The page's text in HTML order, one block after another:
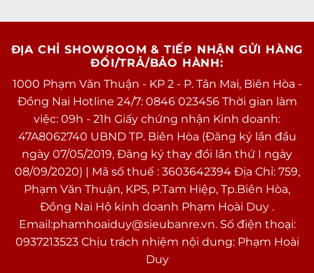
ĐỊA CHỈ SHOWROOM & TIẾP NHẬN GỬI HÀNG
ĐỔI/TRẢ/BẢO HÀNH:
1000 Phạm Văn Thuận - KP 2 - P. Tân Mai, Biên Hòa -
Đồng Nai Hotline 24/7: 0846 023456 Thời gian làm
việc: 09h - 21h Giấy chứng nhận Kinh doanh:
47A8062740 UBND TP. Biên Hòa (Đăng ký lần đầu
ngày 07/05/2019, Đăng ký thay đổi lần thứ I ngày
08/09/2020) | Mã số thuế : 3603642394 Địa Chỉ: 759,
Phạm Văn Thuận, KP5, P.Tam Hiệp, Tp.Biên Hòa,
Đồng Nai Hộ kinh doanh Phạm Hoài Duy .
Email:phamhoaiduy@sieubanre.vn. Số điện thoại:
0937213523 Chịu trách nhiệm nội dung: Phạm Hoài
Duy